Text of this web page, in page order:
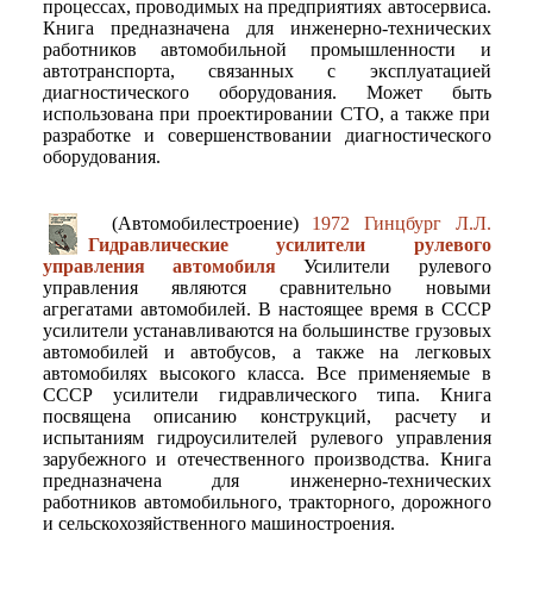
процессах, проводимых на предприятиях автосервиса.
Книга предназначена для инженерно-технических
работников автомобильной промышленности и
автотранспорта, связанных с эксплуатацией
диагностического оборудования. Может быть
использована при проектировании СТО, а также при
разработке и совершенствовании диагностического
оборудования.
(Автомобилестроение) 1972 Гинцбург Л.Л.
Гидравлические усилители рулевого
управления автомобиляУсилители рулевого
управления являются сравнительно новыми
агрегатами автомобилей. В настоящее время в СССР
усилители устанавливаются на большинстве грузовых
автомобилей и автобусов, а также на легковых
автомобилях высокого класса. Все применяемые в
СССР усилители гидравлического типа. Книга
посвящена описанию конструкций, расчету и
испытаниям гидроусилителей рулевого управления
зарубежного и отечественного производства. Книга
предназначена для инженерно-технических
работников автомобильного, тракторного, дорожного
и сельскохозяйственного машиностроения.